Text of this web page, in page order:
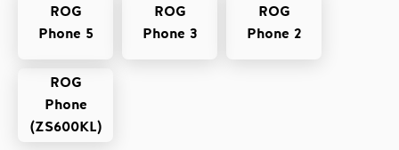
ROG
Phone 5
ROG
Phone 3
ROG
Phone 2
ROG
Phone
(ZS600KL)